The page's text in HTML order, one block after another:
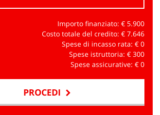
Importo finanziato: € 5.900
Costo totale del credito: € 7.646
Spese di incasso rata: € 0
Spese istruttoria: € 300
Spese assicurative: € 0
PROCEDI